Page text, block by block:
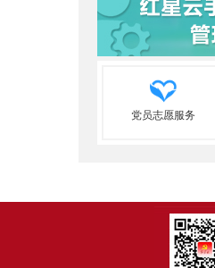
党员志愿服务